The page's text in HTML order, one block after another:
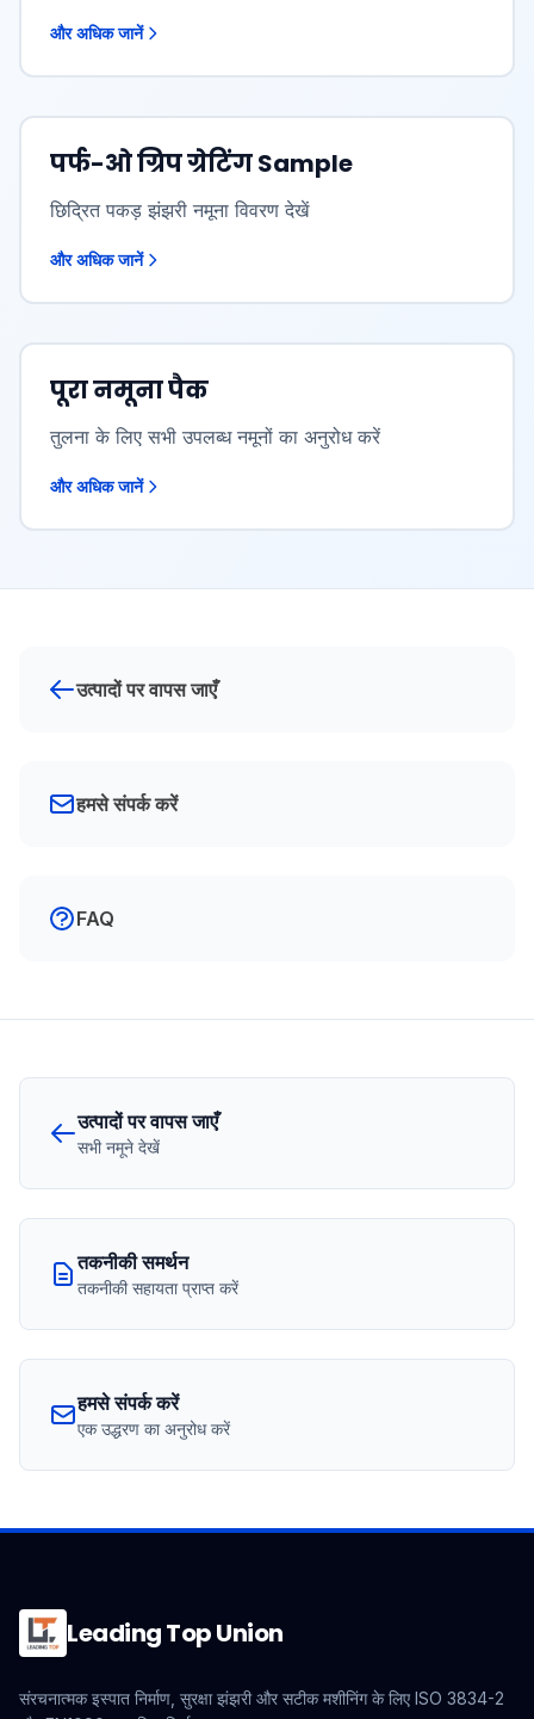
और अधिक जानें
पर्फ-ओ ग्रिप ग्रेटिंग Sample
छिद्रित पकड़ झंझरी नमूना विवरण देखें
और अधिक जानें
पूरा नमूना पैक
तुलना के लिए सभी उपलब्ध नमूनों का अनुरोध करें
और अधिक जानें
उत्पादों पर वापस जाएँ
हमसे संपर्क करें
FAQ
उत्पादों पर वापस जाएँ
सभी नमूने देखें
तकनीकी समर्थन
तकनीकी सहायता प्राप्त करें
हमसे संपर्क करें
एक उद्धरण का अनुरोध करें
Leading Top Union
संरचनात्मक इस्पात निर्माण, सुरक्षा झंझरी और सटीक मशीनिंग के लिए ISO 3834-2